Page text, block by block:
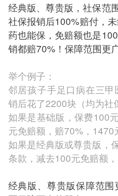
经典版、尊贵版，社保范
社保报销后100%赔付，
药也能保，免赔额也是
销都赔70%！保障范围更
举个例子：
邻居孩子手足口病在三
销后花了2200块（均为社
如果是基础版，保费100
元免赔额，赔70%，1470
如果是经典版或尊贵版，
条款，减去100元免赔额
经典版、尊贵版保障范